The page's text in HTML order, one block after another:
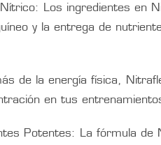
Los ingredientes en
y la entrega de
de la energía física,
en tus
Potentes: La fórmula de